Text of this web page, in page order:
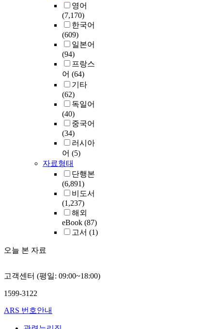
영어
(7,170)
한국어
(609)
일본어
(94)
프랑스
어 (64)
기타
(62)
독일어
(40)
중국어
(34)
러시아
어 (5)
자료형태
단행본
(6,891)
비도서
(1,237)
해외
eBook (87)
고서 (1)
오늘 본 자료
고객센터 (평일: 09:00~18:00)
1599-3122
ARS 번호안내